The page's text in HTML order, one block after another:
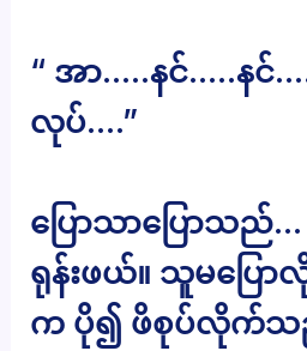
“ အာ…..နင်…..နင်
လုပ်….”
ပြောသာပြောသည်
ရုန်းဖယ်။ သူမပြေ
က ပို၍ ဖိစုပ်လိုက်သ